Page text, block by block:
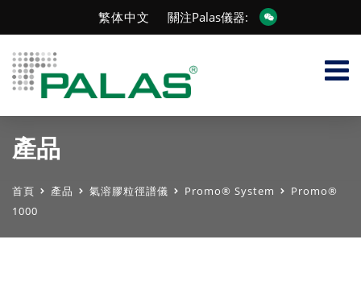
繁体中文 關注Palas儀器:
產品
首頁 產品 氣溶膠粒徑譜儀 Promo® System
Promo®
1000